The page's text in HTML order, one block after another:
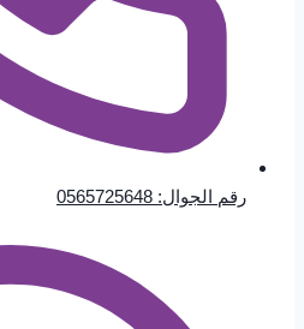
رقم الجوال: 0565725648